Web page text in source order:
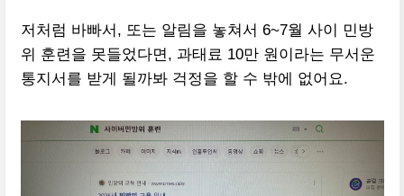
저처럼 바빠서, 또는 알림을 놓쳐서 6~7월 사이 민방
위 훈련을 못들었다면, 과태료 10만 원이라는 무서운
통지서를 받게 될까봐 걱정을 할 수 밖에 없어요.